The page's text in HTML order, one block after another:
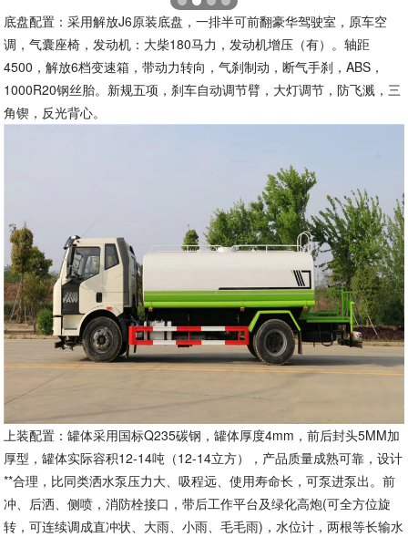
底盘配置：采用解放J6原装底盘，一排半可前翻豪华驾驶室，原车空
调，气囊座椅，发动机：大柴180马力，发动机增压（有）。轴距
4500，解放6档变速箱，带动力转向，气刹制动，断气手刹，ABS，
1000R20钢丝胎。新规五项，刹车自动调节臂，大灯调节，防飞溅，三
角锲，反光背心。
上装配置：罐体采用国标Q235碳钢，罐体厚度4mm，前后封头5MM加
厚型，罐体实际容积12-14吨（12-14立方），产品质量成熟可靠，设计
**合理，比同类洒水泵压力大、吸程远、使用寿命长，可泵进泵出。前
冲、后洒、侧喷，消防栓接口，带后工作平台及绿化高炮(可全方位旋
转，可连续调成直冲状、大雨、小雨、毛毛雨)，水位计，两根等长输水